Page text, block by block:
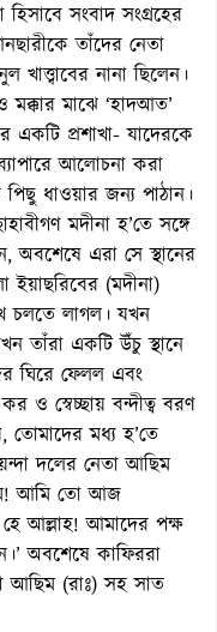
সংবাদ সংগ্রহের
তাঁদের নেতা
নানা ছিলেন।
মাঝে ‘হাদআত’
একটি প্রশাখা- যাদেরকে
আলোচনা করা
ধাওয়ার জন্য পাঠান।
মদীনা হ’তে সঙ্গে
অবশেষে এরা সে স্থানের
(মদীনা)
চলতে লাগল। যখন
তাঁরা একটি উঁচু স্থানে
ঘিরে ফেলল এবং
স্বেচ্ছায় বন্দীত্ব বরণ
তোমাদের মধ্য হ’তে
দলের নেতা আছিম
আমি তো আজ
আল্লাহ! আমাদের পক্ষ
অবশেষে কাফিররা
(রাঃ) সহ সাত